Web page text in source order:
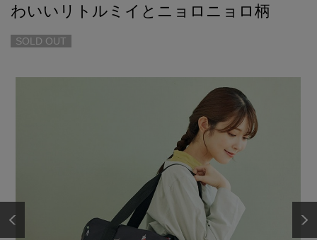
わいいリトルミイとニョロニョロ柄
SOLD OUT